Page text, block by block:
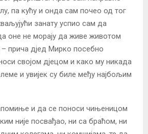
па кућу и онда сам почео од тог
занату успио сам да
оне не морају да живе животом
прича дјед Мирко посебно
својом дјецом и како му никада
и увијек су биле међу најбољим
и да се поноси чињеницом
није посвађао, ни са браћом, ни